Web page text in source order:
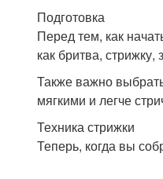
Подготовка
Перед тем, как
как бритва,
Также важно
мягкими и легче
Техника стрижки
Теперь, когда вы